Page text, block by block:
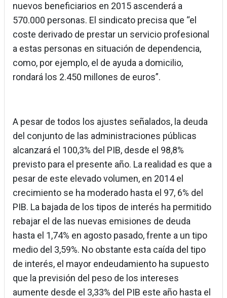
nuevos beneficiarios en 2015 ascenderá a
570.000 personas. El sindicato precisa que “el
coste derivado de prestar un servicio profesional
a estas personas en situación de dependencia,
como, por ejemplo, el de ayuda a domicilio,
rondará los 2.450 millones de euros”.
A pesar de todos los ajustes señalados, la deuda
del conjunto de las administraciones públicas
alcanzará el 100,3% del PIB, desde el 98,8%
previsto para el presente año. La realidad es que a
pesar de este elevado volumen, en 2014 el
crecimiento se ha moderado hasta el 97, 6% del
PIB. La bajada de los tipos de interés ha permitido
rebajar el de las nuevas emisiones de deuda
hasta el 1,74% en agosto pasado, frente a un tipo
medio del 3,59%. No obstante esta caída del tipo
de interés, el mayor endeudamiento ha supuesto
que la previsión del peso de los intereses
aumente desde el 3,33% del PIB este año hasta el